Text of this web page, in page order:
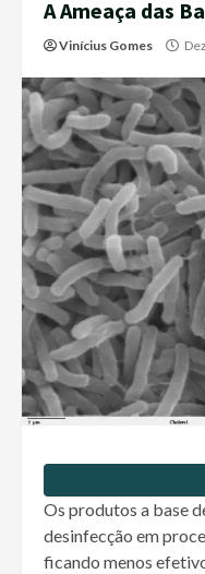
A Ameaça das
Vinícius Gomes
Os produtos a base
desinfecção em
ficando menos